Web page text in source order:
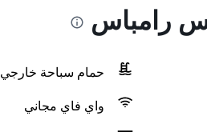
رامباس
حمام سباحة خارجي
واي فاي مجاني